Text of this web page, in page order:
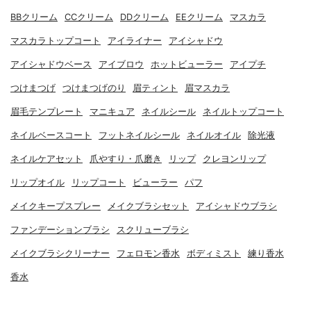
BBクリーム CCクリーム DDクリーム EEクリーム マスカラ
マスカラトップコート アイライナー アイシャドウ
アイシャドウベース アイブロウ ホットビューラー アイプチ
つけまつげ つけまつげのり 眉ティント 眉マスカラ
眉毛テンプレート マニキュア ネイルシール ネイルトップコート
ネイルベースコート フットネイルシール ネイルオイル 除光液
ネイルケアセット 爪やすり・爪磨き リップ クレヨンリップ
リップオイル リップコート ビューラー パフ
メイクキープスプレー メイクブラシセット アイシャドウブラシ
ファンデーションブラシ スクリューブラシ
メイクブラシクリーナー フェロモン香水 ボディミスト 練り香水
香水